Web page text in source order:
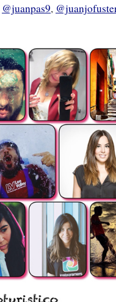
@juanpas9,